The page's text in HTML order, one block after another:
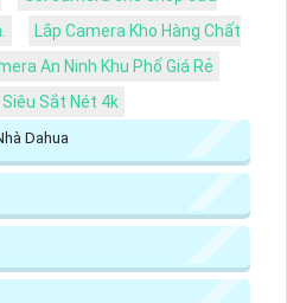
Lắp Camera Kho Hàng Chất
An Ninh Khu Phố Giá Rẻ
Sắt Nét 4k
Dahua